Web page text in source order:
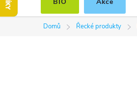
Domů Řecké produkty